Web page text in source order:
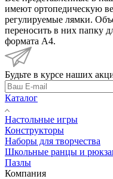
имеют ортопедическую
регулируемые лямки.
переносить в них папку
формата А4.
Будьте в курсе наших
Каталог
Настольные игры
Конструкторы
Наборы для творчества
Школьные ранцы и
Пазлы
Компания